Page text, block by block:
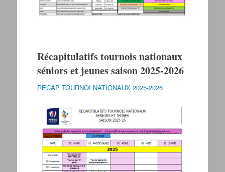
Récapitulatifs tournois nationaux
séniors et jeunes saison 2025-2026
RECAP TOURNOI NATIONAUX 2025-2026